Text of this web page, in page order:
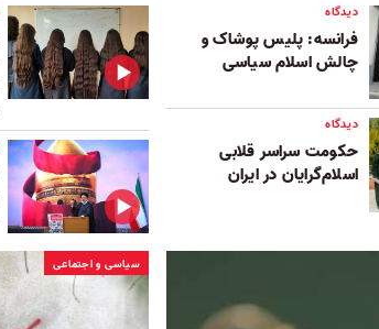
دیدگاه
فرانسه: پلیس پوشاک و
چالش اسلام سیاسی
دیدگاه
حکومت سراسر قلابی
اسلام‌گرایان در ایران
سیاسی و اجتماعی